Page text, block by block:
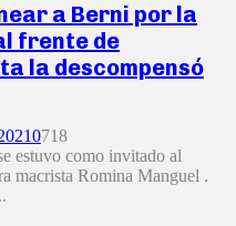
a Berni por la
frente de
la descompensó
0718
estuvo como invitado al
macrista Romina Manguel .